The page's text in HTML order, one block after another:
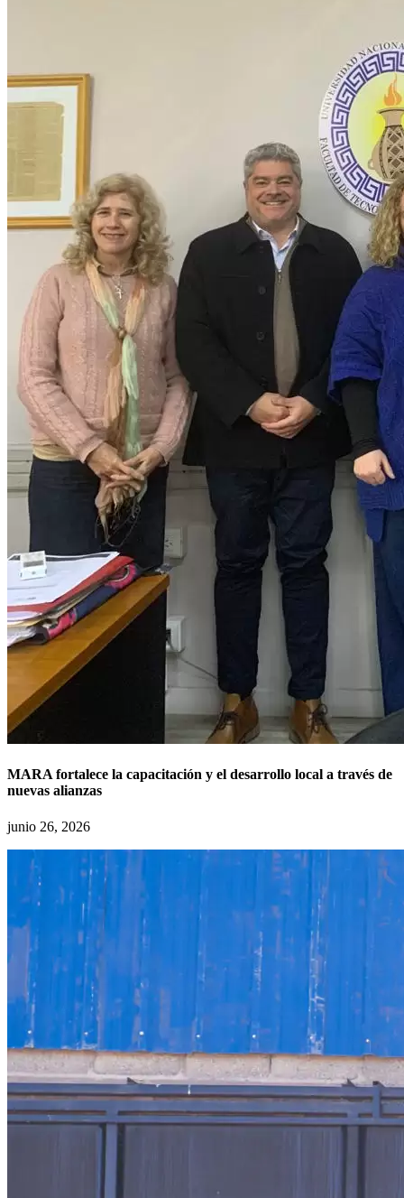
MARA fortalece la capacitación y el desarrollo local a través de
nuevas alianzas
junio 26, 2026